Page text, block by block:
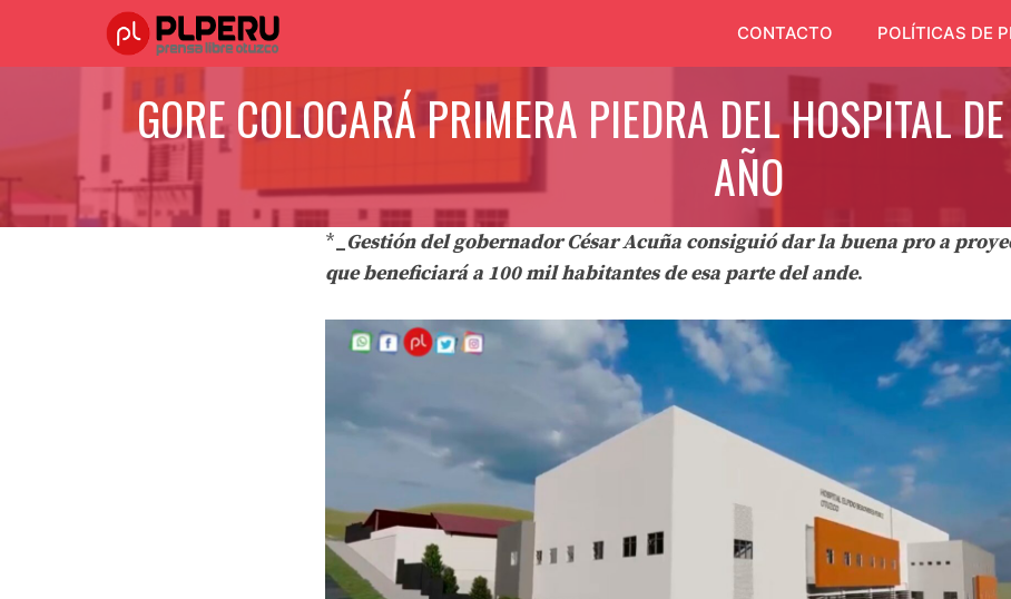
CONTACTO POLÍTICAS DE
GORE COLOCARÁ PRIMERA PIEDRA DEL HOSPITAL
AÑO
*_Gestión del gobernador César Acuña consiguió dar la buena pro a
que beneficiará a 100 mil habitantes de esa parte del ande.